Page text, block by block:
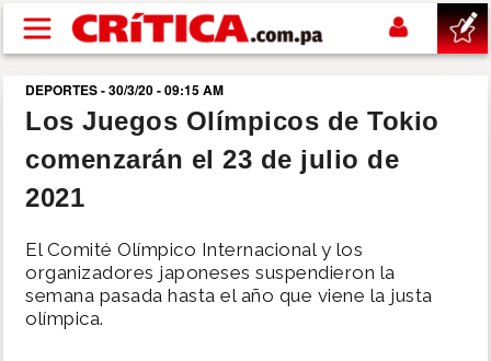
Pasar al contenido principal
buscar
SUCESOS
POLÍTICA
DEPORTES - 30/3/20 - 09:15 AM
Los Juegos Olímpicos de Tokio
comenzarán el 23 de julio de
2021
El Comité Olímpico Internacional y los
organizadores japoneses suspendieron la
semana pasada hasta el año que viene la justa
olímpica.